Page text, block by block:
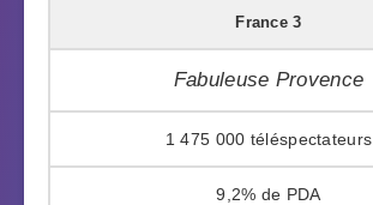
France 3
Fabuleuse Provence
1 475 000
9,2%